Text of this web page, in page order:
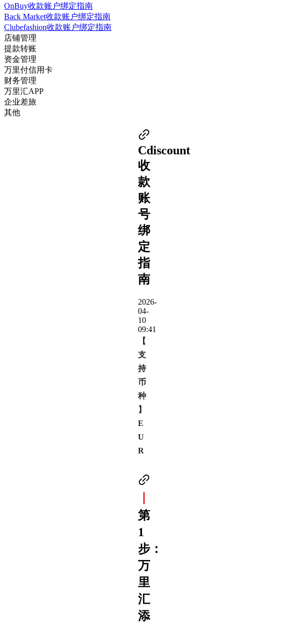
OnBuy收款账户绑定指南
Back Market收款账户绑定指南
Clubefashion收款账户绑定指南
店铺管理
提款转账
资金管理
万里付信用卡
财务管理
万里汇APP
企业差旅
其他
Cdiscount
收
款
账
号
绑
定
指
南
2026-
04-
10
09:41
【
支
持
币
种
】
E
U
R
第
1
步：
万
里
汇
添